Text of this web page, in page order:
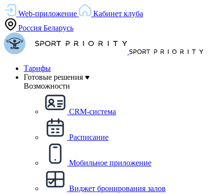
Web-приложение
Кабинет клуба
Россия Беларусь
Тарифы
Готовые решения
Возможности
CRM-система
Расписание
Мобильное приложение
Виджет бронирования залов